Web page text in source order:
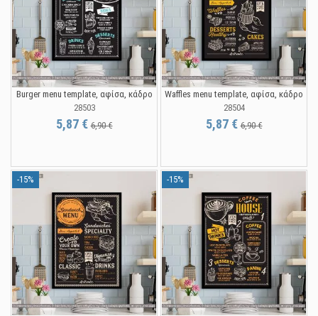
Burger menu template, αφίσα, κάδρο
28503
5,87 €6,90 €
Waffles menu template, αφίσα, κάδρο
28504
5,87 €6,90 €
-15% -15%